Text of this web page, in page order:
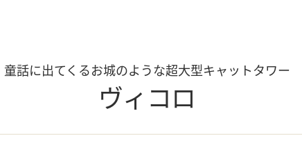
童話に出てくるお城のような超大型キャットタワー
ヴィコロ